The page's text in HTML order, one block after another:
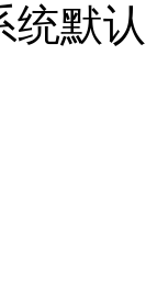
统默认